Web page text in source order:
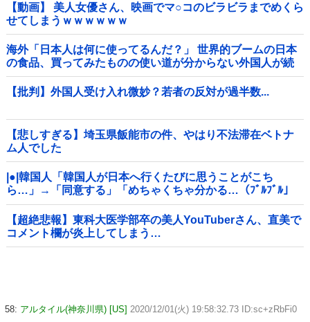
【動画】 美人女優さん、映画でマ○コのビラビラまでめくら
せてしまうｗｗｗｗｗｗ
海外「日本人は何に使ってるんだ？」 世界的ブームの日本
の食品、買ってみたものの使い道が分からない外国人が続
出
【批判】外国人受け入れ微妙？若者の反対が過半数...
【悲しすぎる】埼玉県飯能市の件、やはり不法滞在ベトナ
ム人でした
|●|韓国人「韓国人が日本へ行くたびに思うことがこち
ら…」→「同意する」「めちゃくちゃ分かる…（ﾌﾞﾙﾌﾞﾙ」
＝韓国の反応
【超絶悲報】東科大医学部卒の美人YouTuberさん、直美で
コメント欄が炎上してしまう…
58: アルタイル(神奈川県) [US] 2020/12/01(火) 19:58:32.73 ID:sc+zRbFi0